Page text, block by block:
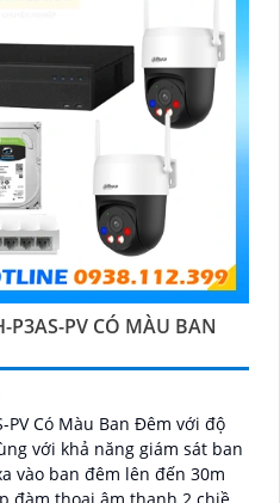
P3AS-PV CÓ MÀU BAN
PV Có Màu Ban Đêm với độ
với khả năng giám sát ban
vào ban đêm lên đến 30m